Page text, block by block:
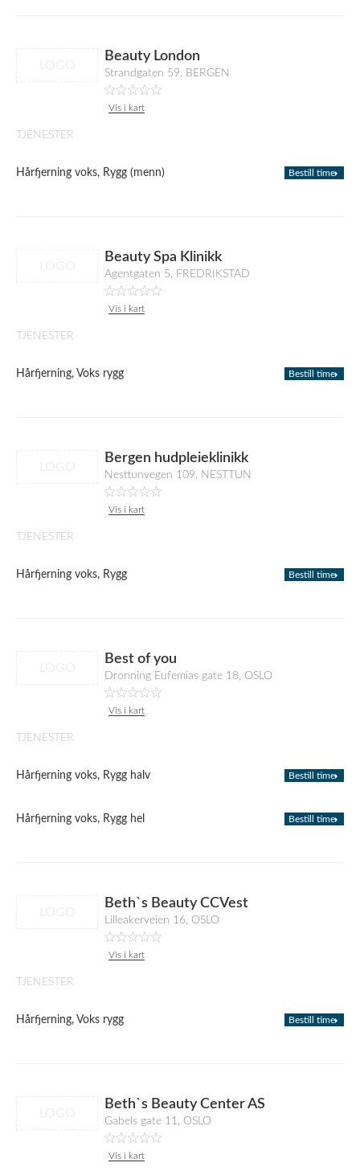
Beauty London
Strandgaten 59, BERGEN
Vis i kart
TJENESTER
Hårfjerning voks, Rygg (menn) Bestill time
Beauty Spa Klinikk
Agentgaten 5, FREDRIKSTAD
Vis i kart
TJENESTER
Hårfjerning, Voks rygg Bestill time
Bergen hudpleieklinikk
Nesttunvegen 109, NESTTUN
Vis i kart
TJENESTER
Hårfjerning voks, Rygg Bestill time
Best of you
Dronning Eufemias gate 18, OSLO
Vis i kart
TJENESTER
Hårfjerning voks, Rygg halv Bestill time
Hårfjerning voks, Rygg hel Bestill time
Beth`s Beauty CCVest
Lilleakerveien 16, OSLO
Vis i kart
TJENESTER
Hårfjerning, Voks rygg Bestill time
Beth`s Beauty Center AS
Gabels gate 11, OSLO
Vis i kart